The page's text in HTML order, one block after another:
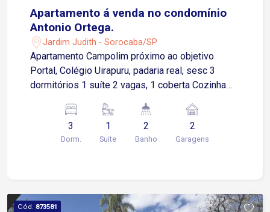
Apartamento á venda no condomínio
Antonio Ortega.
Jardim Judith - Sorocaba/SP
Apartamento Campolim próximo ao objetivo
Portal, Colégio Uirapuru, padaria real, sesc 3
dormitórios 1 suíte 2 vagas, 1 coberta Cozinha
3
Dorm.
1
Suite
2
Banho
2
Garagens
Cód. 873581